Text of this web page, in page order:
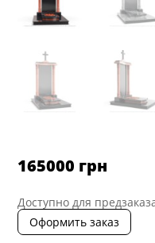
165000 грн
Доступно для
Оформить заказ